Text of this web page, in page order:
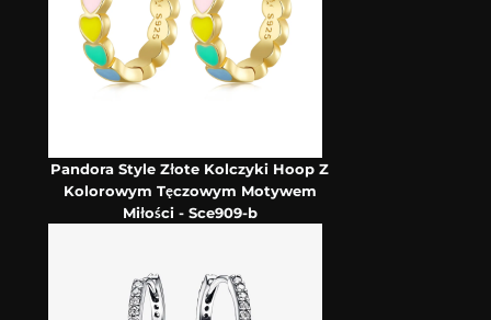
Pandora Style Złote Kolczyki Hoop Z
Kolorowym Tęczowym Motywem
Miłości - Sce909-b